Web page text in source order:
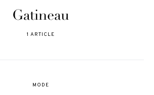
Gatineau
1 ARTICLE
MODE